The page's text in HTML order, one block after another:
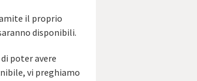
il proprio
disponibili.
poter avere
vi preghiamo